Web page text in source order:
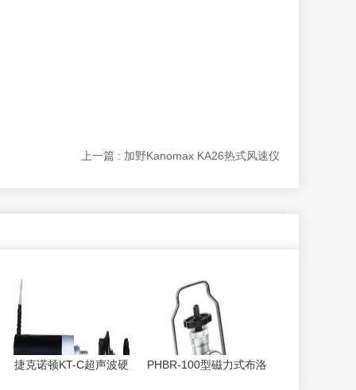
上一篇 : 加野Kanomax KA26热式风速仪
捷克诺顿KT-C超声波硬
PHBR-100型磁力式布洛